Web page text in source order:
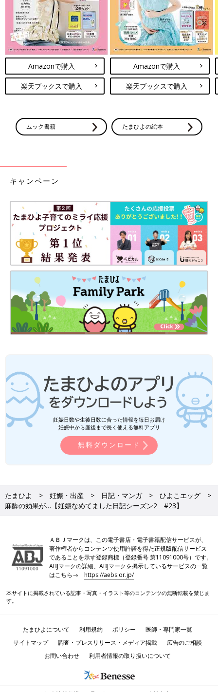
Amazonで購入
楽天ブックスで購入
Amazonで購入
楽天ブックスで購入
ムック書籍 たまひよの絵本
キャンペーン
妊娠日数や生後日数に合った情報を毎日お届け
妊娠中から産後まで長く使える無料アプリ
無料ダウンロード
たまひよ 妊娠・出産 日記・マンガ
ひよこエッグ
麻酔の効果が…【妊娠なめてました日記シーズン2 #23】
ＡＢＪマークは、この電子書店・電子書籍配信サービスが、
著作権者からコンテンツ使用許諾を得た正規版配信サービス
であることを示す登録商標（登録番号 第11091000号）です。
ABJマークの詳細、ABJマークを掲示しているサービスの一覧
はこちら→https://aebs.or.jp/
本サイトに掲載されている記事・写真・イラスト等のコンテンツの無断転載を禁じま
す。
たまひよについて 利用規約 ポリシー
医師・専門家一覧
サイトマップ
調査・プレスリリース・メディア掲載
広告のご相談
お問い合わせ
利用者情報の取り扱いについて